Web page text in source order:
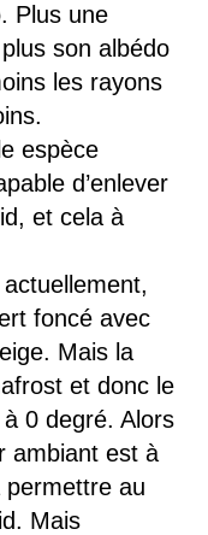
Plus une
son albédo
les rayons
espèce
d’enlever
et cela à
foncé avec
Mais la
et donc le
0 degré. Alors
ambiant est à
au
Mais